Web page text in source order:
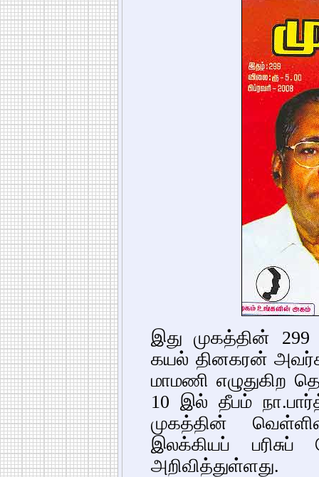
இது முகத்தின்
கயல் தினகரன்
மாமணி எழுதுகிற
10 இல் தீபம்
முகத்தின்
இலக்கியப்
அறிவித்துள்ளது.